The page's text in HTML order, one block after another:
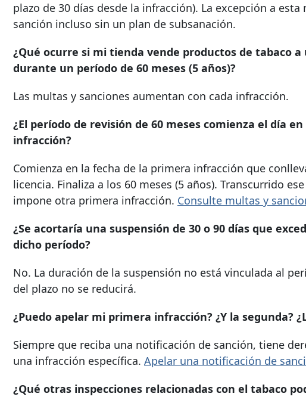
plazo de 30 días desde la infracción). La excepción a
sanción incluso sin un plan de subsanación.
¿Qué ocurre si mi tienda vende productos de tabaco
durante un período de 60 meses (5 años)?
Las multas y sanciones aumentan con cada infracción.
¿El período de revisión de 60 meses comienza el día
infracción?
Comienza en la fecha de la primera infracción que
licencia. Finaliza a los 60 meses (5 años). Transcurrido
impone otra primera infracción. Consulte multas y
¿Se acortaría una suspensión de 30 o 90 días que
dicho período?
No. La duración de la suspensión no está vinculada al
del plazo no se reducirá.
¿Puedo apelar mi primera infracción? ¿Y la segunda?
Siempre que reciba una notificación de sanción, tiene
una infracción específica. Apelar una notificación de
¿Qué otras inspecciones relacionadas con el tabaco